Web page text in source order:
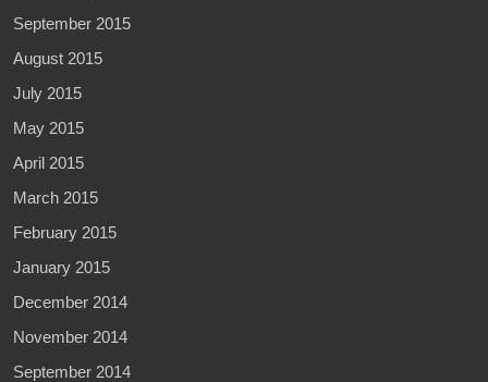
September 2015
August 2015
July 2015
May 2015
April 2015
March 2015
February 2015
January 2015
December 2014
November 2014
September 2014